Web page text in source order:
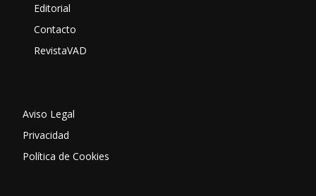
Editorial
Contacto
RevistaVAD
Aviso Legal
Privacidad
Política de Cookies